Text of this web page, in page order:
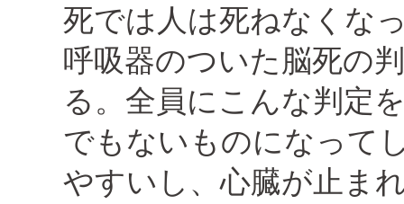
死では人は死ねなくな
呼吸器のついた脳死の
る。全員にこんな判定
でもないものになって
やすいし、心臓が止ま